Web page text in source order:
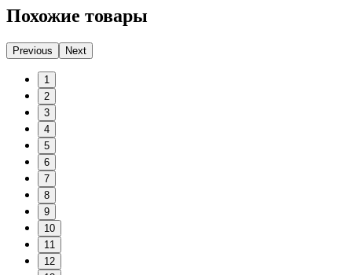
Похожие товары
Previous Next
1
2
3
4
5
6
7
8
9
10
11
12